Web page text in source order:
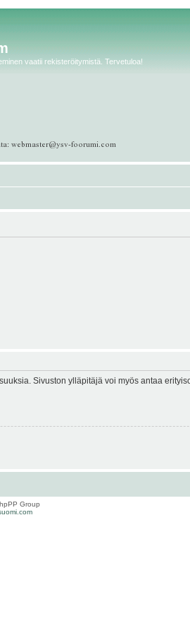
vaatii rekisteröitymistä. Tervetuloa!
Sivuston ylläpitäjä voi myös antaa
Group